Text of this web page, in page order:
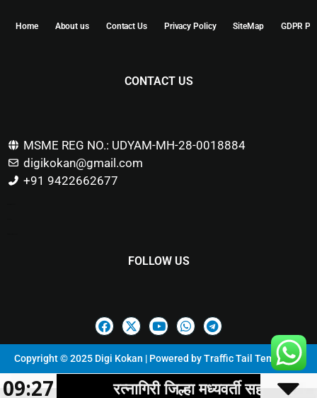
Home About us Contact Us Privacy Policy SiteMap GDPR
CONTACT US
MSME REG NO.: UDYAM-MH-28-0018884
digikokan@gmail.com
+91 9422662677
FOLLOW US
Copyright © 2025 Digi Kokan | Powered byTraffic Tail Templates
जिल्हा मध्यवर्ती सहकारी बँकेतर्फे 'सहकार
09:27